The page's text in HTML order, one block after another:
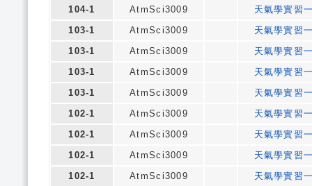
104-1
AtmSci3009
天氣學實習
103-1
AtmSci3009
天氣學實習
103-1
AtmSci3009
天氣學實習
103-1
AtmSci3009
天氣學實習
103-1
AtmSci3009
天氣學實習
102-1
AtmSci3009
天氣學實習
102-1
AtmSci3009
天氣學實習
102-1
AtmSci3009
天氣學實習
102-1
AtmSci3009
天氣學實習